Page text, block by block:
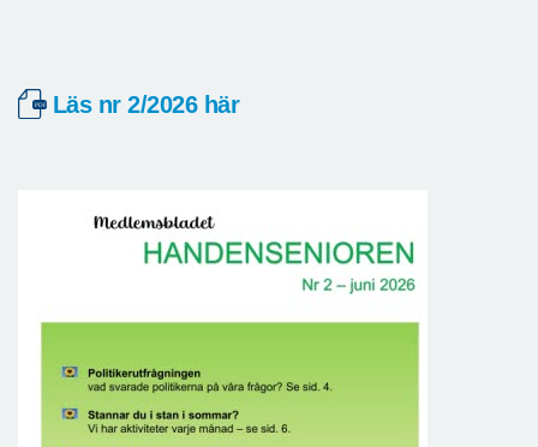
Läs nr 2/2026 här